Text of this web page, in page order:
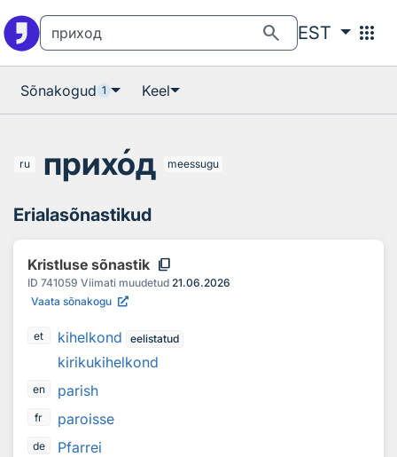
search EST apps
Sõnakogud 1 Keel
ru приход meessugu
Erialasõnastikud
Kristluse sõnastik content_copy
ID 741059 Viimati muudetud 21.06.2026
Vaata sõnakogu
et kihelkond eelistatud
kirikukihelkond
en parish
fr paroisse
de
Pfarrei